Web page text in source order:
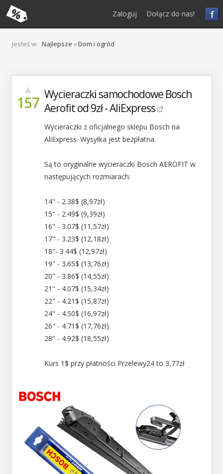
f
Zaloguj Dołącz do nas!
Jesteś w: Najlepsze »Dom i ogród
▲
157 Wycieraczki samochodowe Bosch
Aerofit od 9zł - AliExpress
Wycieraczki z oficjalnego sklepu Bosch na
AliExpress. Wysyłka jest bezpłatna.
Są to oryginalne wycieraczki Bosch AEROFIT w
następujących rozmiarach:
14" - 2.38$ (8,97zł)
15" - 2.49$ (9,39zł)
16" - 3.07$ (11,57zł)
17" - 3.23$ (12,18zł)
18"- 3.44$ (12,97zł)
19" - 3.65$ (13,76zł)
20" - 3.86$ (14,55zł)
21" - 4.07$ (15,34zł)
22" - 4.21$ (15,87zł)
24" - 4.50$ (16,97zł)
26" - 4.71$ (17,76zł)
28" - 4.92$ (18,55zł)
Kurs 1$ przy płatności Przelewy24 to 3,77zł